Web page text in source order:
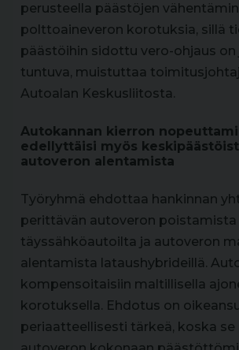
perusteella päästöjen
polttoaineveron korotuksia, sillä
päästöihin sidottu vero-ohjaus on
tuntuva, muistuttaa
Autoalan Keskusliitosta.
Autokannan kierron
edellyttäisi myös
autoveron alentamista
Työryhmä ehdottaa hankinnan
perittävän autoveron poistamista
täyssähköautoilta ja autoveron
alentamista lataushybrideillä.
kompensoitaisiin maltillisella
korotuksella. Ehdotus on
periaatteellisesti tärkeä, koska se